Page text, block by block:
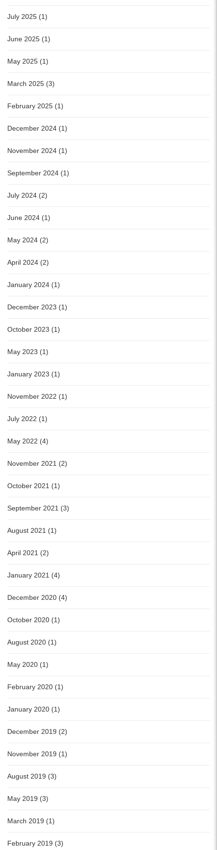
July 2025 (1)
June 2025 (1)
May 2025 (1)
March 2025 (3)
February 2025 (1)
December 2024 (1)
November 2024 (1)
September 2024 (1)
July 2024 (2)
June 2024 (1)
May 2024 (2)
April 2024 (2)
January 2024 (1)
December 2023 (1)
October 2023 (1)
May 2023 (1)
January 2023 (1)
November 2022 (1)
July 2022 (1)
May 2022 (4)
November 2021 (2)
October 2021 (1)
September 2021 (3)
August 2021 (1)
April 2021 (2)
January 2021 (4)
December 2020 (4)
October 2020 (1)
August 2020 (1)
May 2020 (1)
February 2020 (1)
January 2020 (1)
December 2019 (2)
November 2019 (1)
August 2019 (3)
May 2019 (3)
March 2019 (1)
February 2019 (3)